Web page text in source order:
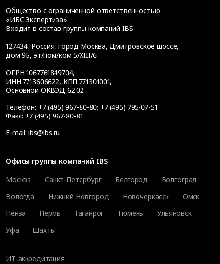
Общество с ограниченной ответственностью
«ИБС Экспертиза»
Входит в состав группы компаний IBS
127434, Россия, город Москва, Дмитровское шоссе,
дом 9Б, эт/пом/ком 5/XIII/6
ОГРН 1067761849704,
ИНН 7713606622, КПП 771301001,
Основной ОКВЭД 62.02
Телефон: +7 (495) 967-80-80; +7 (495) 795-07-51
Факс: +7 (495) 967-80-81
E-mail: ibs@ibs.ru
Офисы группы компаний IBS
Москва
Санкт-Петербург Белгород
Волгоград
Вологда
Нижний Новгород Новочеркасск
Омск
Пенза
Пермь Таганрог Тюмень
Ульяновск
Уфа
Шахты
ИТ-аккредитация